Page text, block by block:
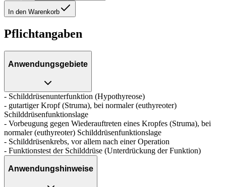
In den Warenkorb
Pflichtangaben
Anwendungsgebiete
- Schilddrüsenunterfunktion (Hypothyreose)
- gutartiger Kropf (Struma), bei normaler (euthyreoter)
Schilddrüsenfunktionslage
- Vorbeugung gegen Wiederauftreten eines Kropfes (Struma), bei
normaler (euthyreoter) Schilddrüsenfunktionslage
- Schilddrüsenkrebs, vor allem nach einer Operation
- Funktionstest der Schilddrüse (Unterdrückung der Funktion)
Anwendungshinweise